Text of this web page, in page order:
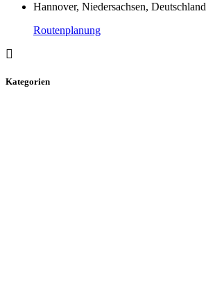
Hannover, Niedersachsen, Deutschland
Routenplanung
Kategorien